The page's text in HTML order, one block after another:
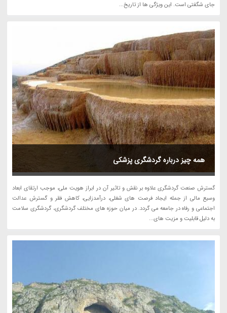
جای شگفتی است. این ویژگی ها از تاریخ...
همه چیز درباره گردشگری پزشکی
گسترش صنعت گردشگری علاوه بر نقش و تاثیر آن در ابراز هویت ملی، موجب ارتقای ابعاد
وسیع مالی از جمله ایجاد فرصت های شغلی، درآمدزایی، کاهش فقر و گسترش عدالت
اجتماعی و رفاه در جامعه می گردد. در ﻣﯿﺎن ﺣﻮزه ﻫﺎی ﻣﺨﺘﻠﻒ ﮔﺮدﺷﮕﺮی، ﮔﺮدﺷﮕﺮی ﺳﻼﻣﺖ
ﺑﻪ دﻟﯿﻞ ﻗﺎﺑﻠﯿﺖ و ﻣﺰﯾﺖ ﻫﺎی...